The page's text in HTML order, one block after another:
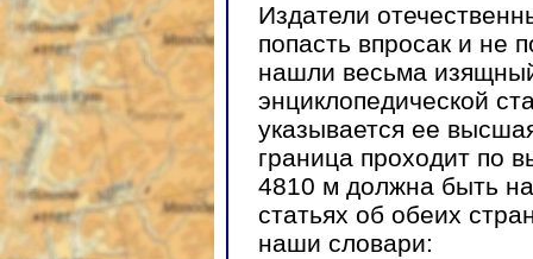
Издатели
попасть впросак и не
нашли весьма
энциклопедической
указывается ее
граница проходит по
4810 м должна быть
статьях об обеих
наши словари: